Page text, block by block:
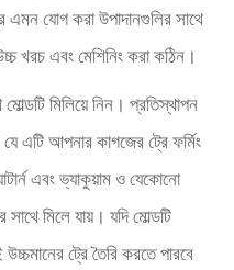
এমন যোগ করা উপাদানগুলির সাথে
এবং মেশিনিং করা কঠিন।
মিলিয়ে নিন। প্রতিস্থাপন
এটি আপনার কাগজের ট্রে ফর্মিং
এবং ভ্যাকুয়াম ও যেকোনো
সাথে মিলে যায়। যদি মোল্ডটি
ট্রে তৈরি করতে পারবে